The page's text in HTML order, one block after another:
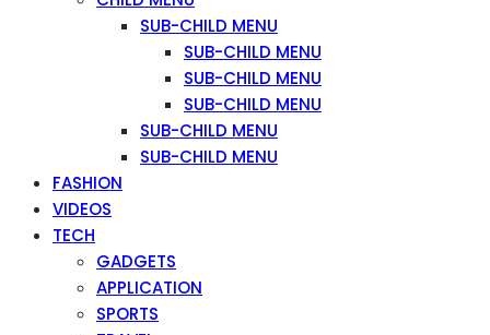
SUB-CHILD MENU
SUB-CHILD MENU
SUB-CHILD MENU
SUB-CHILD MENU
SUB-CHILD MENU
SUB-CHILD MENU
FASHION
VIDEOS
TECH
GADGETS
APPLICATION
SPORTS